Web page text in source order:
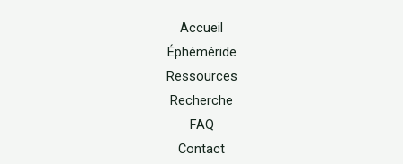
Accueil
Éphéméride
Ressources
Recherche
FAQ
Contact